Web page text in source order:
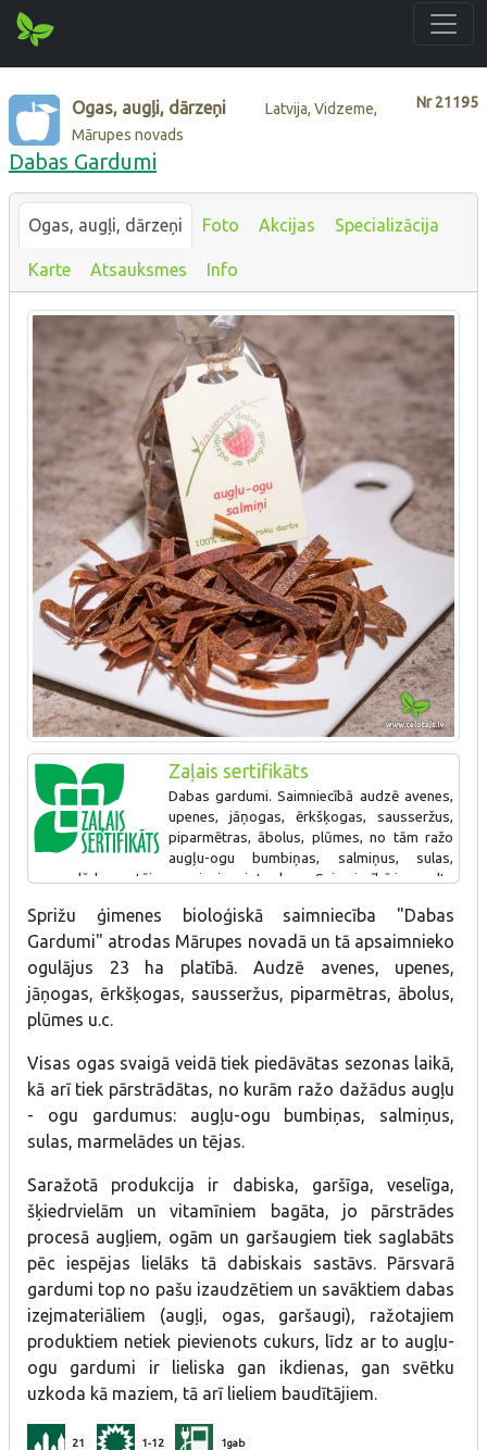
Nr21195
Ogas, augļi, dārzeņi
Latvija, Vidzeme,
Mārupes novads
Dabas Gardumi
Ogas, augļi, dārzeņi Foto Akcijas Specializācija
Karte Atsauksmes Info
Zaļais sertifikāts
Dabas gardumi. Saimniecībā audzē avenes,
upenes, jāņogas, ērkšķogas, sausseržus,
piparmētras, ābolus, plūmes, no tām ražo
augļu-ogu bumbiņas, salmiņus, sulas,
marmelādes un tējas, nepievienojot cukuru. Saimniecībā ir uzcelta
tunelis.
Sprižu ģimenes bioloģiskā saimniecība "Dabas
Gardumi" atrodas Mārupes novadā un tā apsaimnieko
ogulājus 23 ha platībā. Audzē avenes, upenes,
jāņogas, ērkšķogas, sausseržus, piparmētras, ābolus,
plūmes u.c.
Visas ogas svaigā veidā tiek piedāvātas sezonas laikā,
kā arī tiek pārstrādātas, no kurām ražo dažādus augļu
- ogu gardumus: augļu-ogu bumbiņas, salmiņus,
sulas, marmelādes un tējas.
Saražotā produkcija ir dabiska, garšīga, veselīga,
šķiedrvielām un vitamīniem bagāta, jo pārstrādes
procesā augļiem, ogām un garšaugiem tiek saglabāts
pēc iespējas lielāks tā dabiskais sastāvs. Pārsvarā
gardumi top no pašu izaudzētiem un savāktiem dabas
izejmateriāliem (augļi, ogas, garšaugi), ražotajiem
produktiem netiek pievienots cukurs, līdz ar to augļu-
ogu gardumi ir lieliska gan ikdienas, gan svētku
uzkoda kā maziem, tā arī lieliem baudītājiem.
21 1-12 1gab